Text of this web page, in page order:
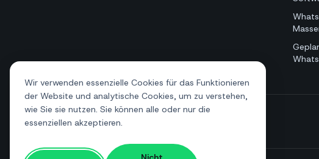
Wir verwenden essenzielle Cookies für das Funktionieren
der Website und analytische Cookies, um zu verstehen,
wie Sie sie nutzen. Sie können alle oder nur die
essenziellen akzeptieren.
+39 081 544 7792